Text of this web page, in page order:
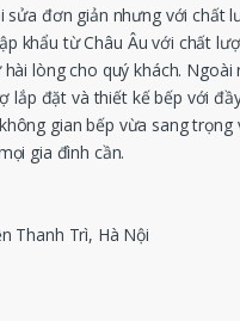
sửa đơn giản nhưng với chất
khẩu từ Châu Âu với chất
lòng cho quý khách. Ngoài
lắp đặt và thiết kế bếp với
gian bếp vừa sang trọng
gia đình cần.
Thanh Trì, Hà Nội